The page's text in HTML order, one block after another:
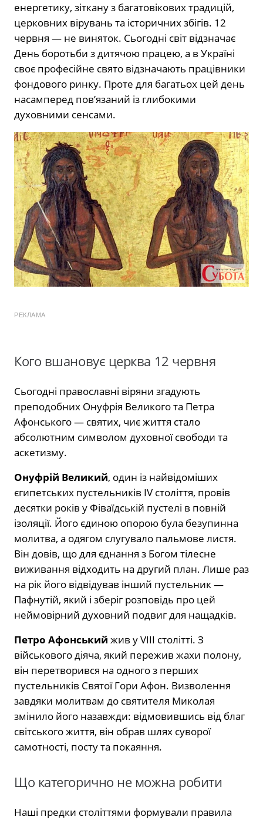
енергетику, зіткану з багатовікових традицій,
церковних вірувань та історичних збігів. 12
червня — не виняток. Сьогодні світ відзначає
День боротьби з дитячою працею, а в Україні
своє професійне свято відзначають працівники
фондового ринку. Проте для багатьох цей день
насамперед пов’язаний із глибокими
духовними сенсами.
РЕКЛАМА
Кого вшановує церква 12 червня
Сьогодні православні віряни згадують
преподобних Онуфрія Великого та Петра
Афонського — святих, чиє життя стало
абсолютним символом духовної свободи та
аскетизму.
Онуфрій Великий, один із найвідоміших
єгипетських пустельників IV століття, провів
десятки років у Фіваїдській пустелі в повній
ізоляції. Його єдиною опорою була безупинна
молитва, а одягом слугувало пальмове листя.
Він довів, що для єднання з Богом тілесне
виживання відходить на другий план. Лише раз
на рік його відвідував інший пустельник —
Пафнутій, який і зберіг розповідь про цей
неймовірний духовний подвиг для нащадків.
Петро Афонський жив у VIII столітті. З
військового діяча, який пережив жахи полону,
він перетворився на одного з перших
пустельників Святої Гори Афон. Визволення
завдяки молитвам до святителя Миколая
змінило його назавжди: відмовившись від благ
світського життя, він обрав шлях суворої
самотності, посту та покаяння.
Що категорично не можна робити
Наші предки століттями формували правила